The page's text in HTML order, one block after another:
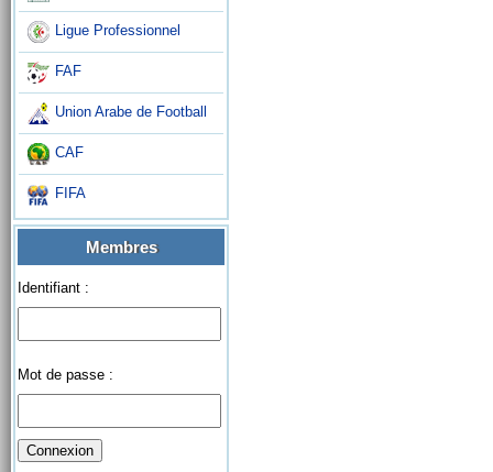
Ligue Professionnel
FAF
Union Arabe de Football
CAF
FIFA
Membres
Identifiant :
Mot de passe :